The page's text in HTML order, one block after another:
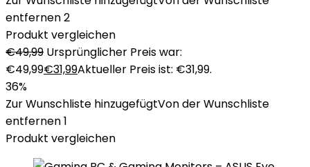
entfernen2
Produkt vergleichen
€49,99 Ursprünglicher Preis war:
€49,99€31,99Aktueller Preis ist: €31,99.
36%
Zur Wunschliste hinzugefügtVon der Wunschliste
entfernen1
Produkt vergleichen